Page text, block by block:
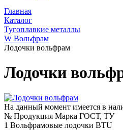
Главная
Каталог
Тугоплавкие металлы
W Вольфрам
Лодочки вольфрам
Лодочки
На данный момент имеется в
№ Продукция Марка ГОСТ, ТУ
1 Вольфрамовые лодочки BTU